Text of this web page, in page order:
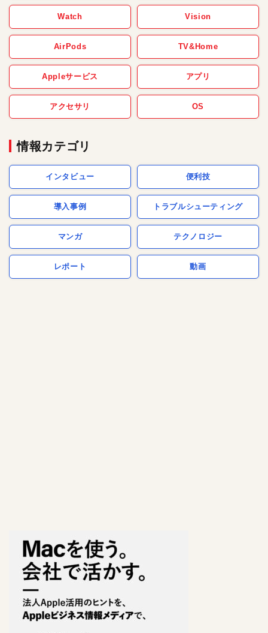
Watch Vision
AirPods TV&Home
Appleサービス アプリ
アクセサリ OS
情報カテゴリ
インタビュー 便利技
導入事例 トラブルシューティング
マンガ テクノロジー
レポート 動画